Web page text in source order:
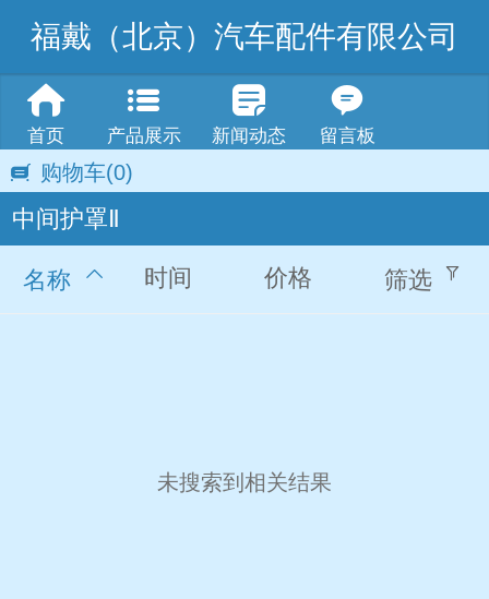
福戴（北京）汽车配件有限公司
首页 产品展示 新闻动态 留言板
购物车(0)
中间护罩Ⅱ
名称 时间 价格 筛选
未搜索到相关结果